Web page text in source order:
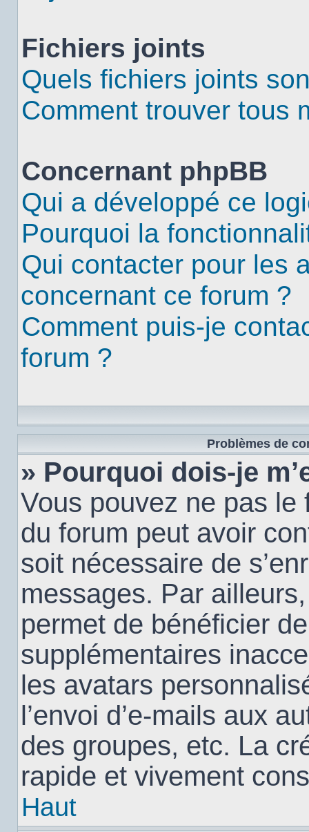
Fichiers joints
Quels fichiers joints
Comment trouver tous
Concernant phpBB
Qui a développé ce
Pourquoi la
Qui contacter pour les
concernant ce forum ?
Comment puis-je
forum ?
Problèmes de
» Pourquoi dois-je
Vous pouvez ne pas le
du forum peut avoir
soit nécessaire de
messages. Par
permet de bénéficier
supplémentaires
les avatars
l’envoi d’e-mails aux
des groupes, etc. La
rapide et vivement
Haut